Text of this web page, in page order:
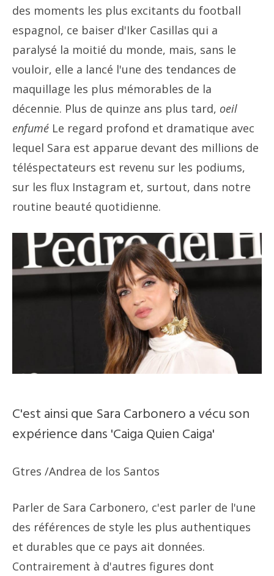
des moments les plus excitants du football
espagnol, ce baiser d'Iker Casillas qui a
paralysé la moitié du monde, mais, sans le
vouloir, elle a lancé l'une des tendances de
maquillage les plus mémorables de la
décennie. Plus de quinze ans plus tard, oeil
enfumé Le regard profond et dramatique avec
lequel Sara est apparue devant des millions de
téléspectateurs est revenu sur les podiums,
sur les flux Instagram et, surtout, dans notre
routine beauté quotidienne.
C'est ainsi que Sara Carbonero a vécu son
expérience dans 'Caiga Quien Caiga'
Gtres /Andrea de los Santos
Parler de Sara Carbonero, c'est parler de l'une
des références de style les plus authentiques
et durables que ce pays ait données.
Contrairement à d'autres figures dont